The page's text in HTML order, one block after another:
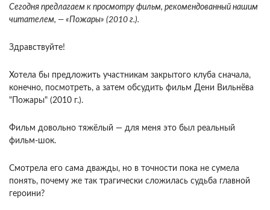
Сегодня предлагаем к просмотру фильм, рекомендованный нашим
читателем, — «Пожары» (2010 г.).
Здравствуйте!
Хотела бы предложить участникам закрытого клуба сначала,
конечно, посмотреть, а затем обсудить фильм Дени Вильнёва
"Пожары" (2010 г.).
Фильм довольно тяжёлый — для меня это был реальный
фильм-шок.
Смотрела его сама дважды, но в точности пока не сумела
понять, почему же так трагически сложилась судьба главной
героини?